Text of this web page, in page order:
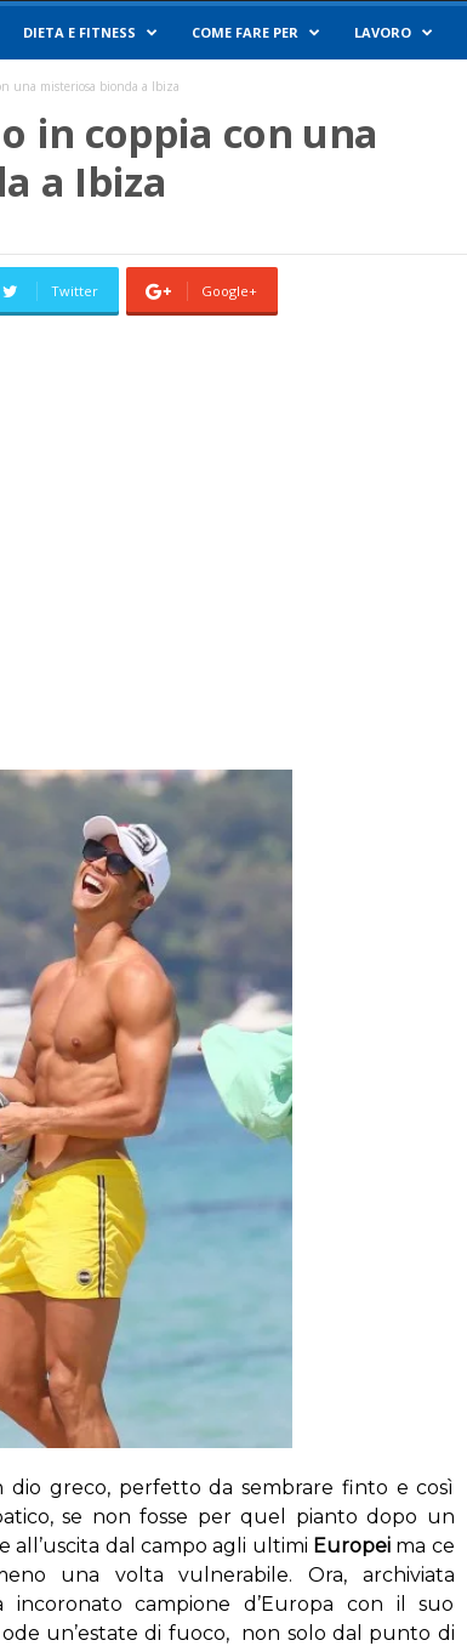
DIETA E FITNESS COME FARE PER LAVORO
una misteriosa bionda a Ibiza
in coppia con una
a Ibiza
Twitter Google+
greco, perfetto da sembrare finto e così
se non fosse per quel pianto dopo un
all’uscita dal campo agli ultimi Europeima ce
una volta vulnerabile. Ora, archiviata
incoronato campione d’Europa con il suo
un’estate di fuoco, non solo dal punto di